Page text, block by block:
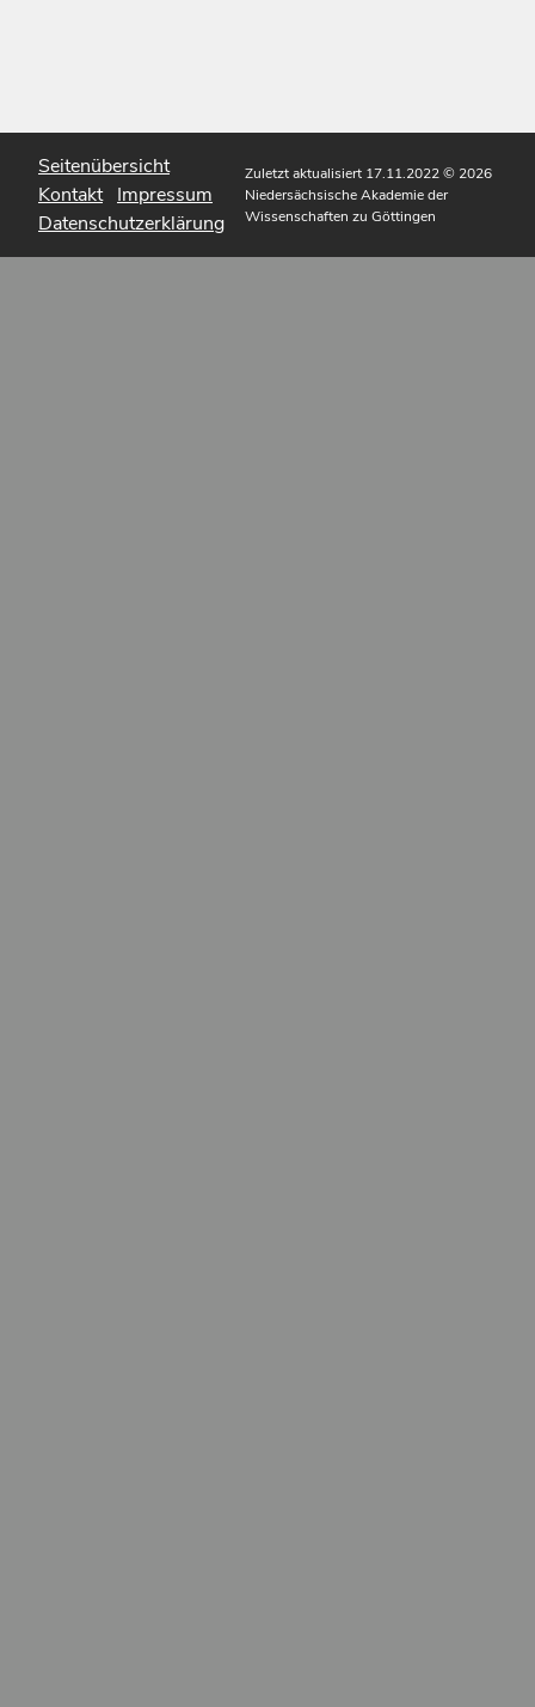
Seitenübersicht
Kontakt Impressum
Datenschutzerklärung
Zuletzt aktualisiert 17.11.2022© 2026
Niedersächsische Akademie der
Wissenschaften zu Göttingen